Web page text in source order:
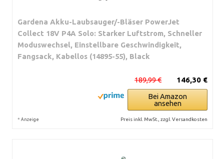
Gardena Akku-Laubsauger/-Bläser PowerJet
Collect 18V P4A Solo: Starker Luftstrom, Schneller
Moduswechsel, Einstellbare Geschwindigkeit,
Fangsack, Kabellos (14895-55), Black
146,30 €
189,99 €
Bei Amazon
ansehen
* Anzeige Preis inkl. MwSt., zzgl. Versandkosten